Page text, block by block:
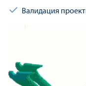
Валидация